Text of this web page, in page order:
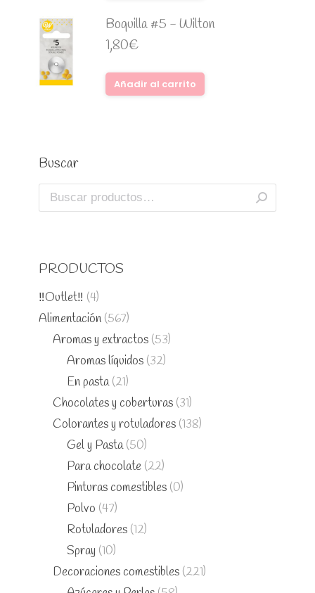
Boquilla #5 - Wilton
1,80€
Añadir al carrito
Buscar
PRODUCTOS
‼️Outlet‼️ (4)
Alimentación (567)
Aromas y extractos (53)
Aromas líquidos (32)
En pasta (21)
Chocolates y coberturas (31)
Colorantes y rotuladores (138)
Gel y Pasta (50)
Para chocolate (22)
Pinturas comestibles (0)
Polvo (47)
Rotuladores (12)
Spray (10)
Decoraciones comestibles (221)